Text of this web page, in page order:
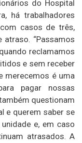
do Hospital
há trabalhadores
casos de três,
“Passamos
reclamamos
e sem receber
merecemos é uma
pagar nossas
questionam
e querem saber se
e, em caso
atrasados. A